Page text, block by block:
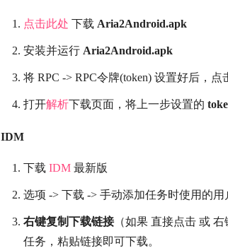
点击此处 下载 Aria2Android.apk
安装并运行 Aria2Android.apk
将 RPC -> RPC令牌(token) 设置好后，点
打开解析下载页面，将上一步设置的
IDM
下载 IDM 最新版
选项 -> 下载 -> 手动添加任务时使用的
右键复制下载链接（如果 直接点击 或
任务，粘贴链接即可下载。